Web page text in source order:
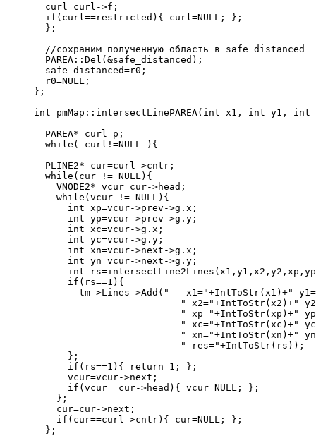
curl=curl->f;
if(curl==restricted){ curl=NULL; };
};
//сохраним полученную область в safe_distanced
PAREA::Del(&safe_distanced);
safe_distanced=r0;
r0=NULL;
};
int pmMap::intersectLinePAREA(int x1, int y1, int
PAREA* curl=p;
while( curl!=NULL ){
PLINE2* cur=curl->cntr;
while(cur != NULL){
VNODE2* vcur=cur->head;
while(vcur != NULL){
int xp=vcur->prev->g.x;
int yp=vcur->prev->g.y;
int xc=vcur->g.x;
int yc=vcur->g.y;
int xn=vcur->next->g.x;
int yn=vcur->next->g.y;
int
if(rs==1){
tm->Lines->Add(" - x1="+IntToStr(x1)+"
" x2="+IntToStr(x2)+"
" xp="+IntToStr(xp)+"
" xc="+IntToStr(xc)+"
" xn="+IntToStr(xn)+"
" res="+IntToStr(rs));
};
if(rs==1){ return 1; };
vcur=vcur->next;
if(vcur==cur->head){ vcur=NULL; };
};
cur=cur->next;
if(cur==curl->cntr){ cur=NULL; };
};